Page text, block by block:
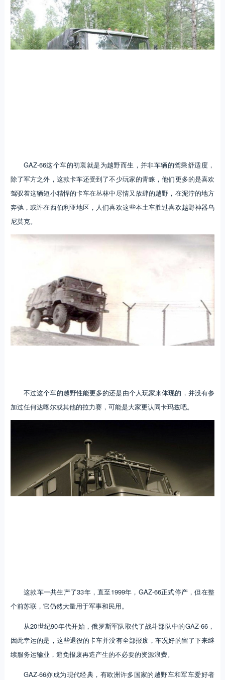
GAZ-66这个车的初衷就是为越野而生，并非车辆的驾乘舒适度，
除了军方之外，这款卡车还受到了不少玩家的青睐，他们更多的是喜欢
驾驭着这辆短小精悍的卡车在丛林中尽情又放肆的越野，在泥泞的地方
奔驰，或许在西伯利亚地区，人们喜欢这些本土车胜过喜欢越野神器乌
尼莫克。
不过这个车的越野性能更多的还是由个人玩家来体现的，并没有参
加过任何达喀尔或其他的拉力赛，可能是大家更认同卡玛兹吧。
这款车一共生产了33年，直至1999年，GAZ-66正式停产，但在整
个前苏联，它仍然大量用于军事和民用。
从20世纪90年代开始，俄罗斯军队取代了战斗部队中的GAZ-66，
因此幸运的是，这些退役的卡车并没有全部报废，车况好的留了下来继
续服务运输业，避免报废再造产生的不必要的资源浪费。
GAZ-66亦成为现代经典，有欧洲许多国家的越野车和军车爱好者